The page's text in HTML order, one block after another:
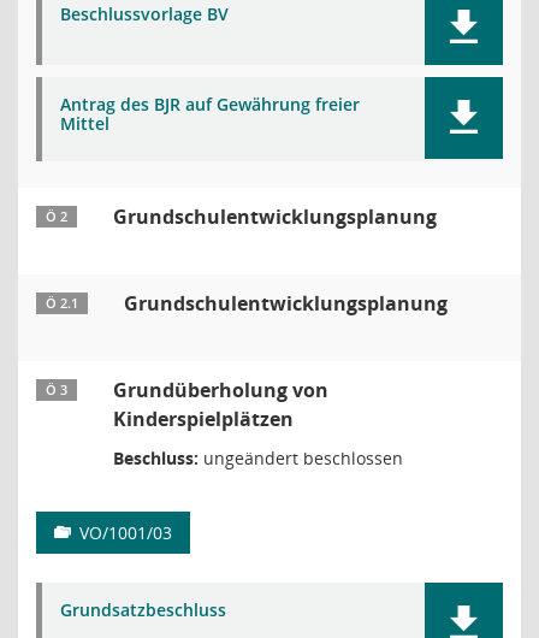
Beschlussvorlage BV
Antrag des BJR auf Gewährung freier
Mittel
Ö 2 Grundschulentwicklungsplanung
Ö 2.1 Grundschulentwicklungsplanung
Ö 3
Grundüberholung von
Kinderspielplätzen
Beschluss: ungeändert beschlossen
VO/1001/03
Grundsatzbeschluss